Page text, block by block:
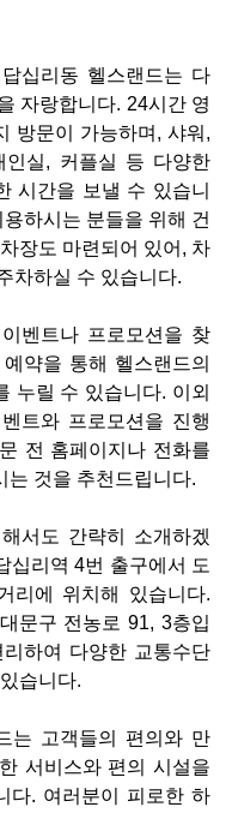
십리동 헬스랜드는 다
자랑합니다. 24시간 영
방문이 가능하며, 샤워,
인실, 커플실 등 다양한
시간을 보낼 수 있습니
하시는 분들을 위해 건
장도 마련되어 있어, 차
차하실 수 있습니다.
벤트나 프로모션을 찾
약을 통해 헬스랜드의
누릴 수 있습니다. 이외
트와 프로모션을 진행
전 홈페이지나 전화를
는 것을 추천드립니다.
서도 간략히 소개하겠
십리역 4번 출구에서 도
리에 위치해 있습니다.
문구 전농로 91, 3층입
하여 다양한 교통수단
습니다.
는 고객들의 편의와 만
서비스와 편의 시설을
다. 여러분이 피로한 하